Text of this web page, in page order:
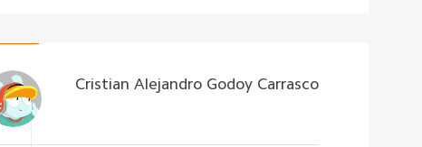
Cristian Alejandro Godoy Carrasco